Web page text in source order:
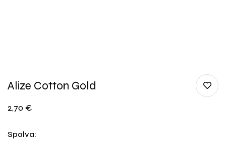
Alize Cotton Gold
2,70€
Spalva: